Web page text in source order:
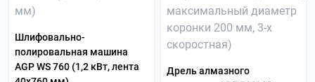
Шлифовально-
полировальная машина
AGP WS 760 (1,2 кВт, лента
Дрель алмазного